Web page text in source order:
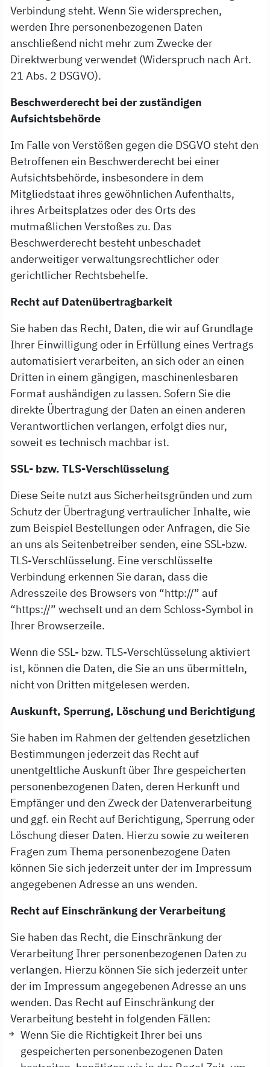
Verbindung steht. Wenn Sie widersprechen,
werden Ihre personenbezogenen Daten
anschließend nicht mehr zum Zwecke der
Direktwerbung verwendet (Widerspruch nach Art.
21 Abs. 2 DSGVO).
Beschwerderecht bei der zuständigen
Aufsichtsbehörde
Im Falle von Verstößen gegen die DSGVO steht den
Betroffenen ein Beschwerderecht bei einer
Aufsichtsbehörde, insbesondere in dem
Mitgliedstaat ihres gewöhnlichen Aufenthalts,
ihres Arbeitsplatzes oder des Orts des
mutmaßlichen Verstoßes zu. Das
Beschwerderecht besteht unbeschadet
anderweitiger verwaltungsrechtlicher oder
gerichtlicher Rechtsbehelfe.
Recht auf Datenübertragbarkeit
Sie haben das Recht, Daten, die wir auf Grundlage
Ihrer Einwilligung oder in Erfüllung eines Vertrags
automatisiert verarbeiten, an sich oder an einen
Dritten in einem gängigen, maschinenlesbaren
Format aushändigen zu lassen. Sofern Sie die
direkte Übertragung der Daten an einen anderen
Verantwortlichen verlangen, erfolgt dies nur,
soweit es technisch machbar ist.
SSL- bzw. TLS-Verschlüsselung
Diese Seite nutzt aus Sicherheitsgründen und zum
Schutz der Übertragung vertraulicher Inhalte, wie
zum Beispiel Bestellungen oder Anfragen, die Sie
an uns als Seitenbetreiber senden, eine SSL-bzw.
TLS-Verschlüsselung. Eine verschlüsselte
Verbindung erkennen Sie daran, dass die
Adresszeile des Browsers von “http://” auf
“https://” wechselt und an dem Schloss-Symbol in
Ihrer Browserzeile.
Wenn die SSL- bzw. TLS-Verschlüsselung aktiviert
ist, können die Daten, die Sie an uns übermitteln,
nicht von Dritten mitgelesen werden.
Auskunft, Sperrung, Löschung und Berichtigung
Sie haben im Rahmen der geltenden gesetzlichen
Bestimmungen jederzeit das Recht auf
unentgeltliche Auskunft über Ihre gespeicherten
personenbezogenen Daten, deren Herkunft und
Empfänger und den Zweck der Datenverarbeitung
und ggf. ein Recht auf Berichtigung, Sperrung oder
Löschung dieser Daten. Hierzu sowie zu weiteren
Fragen zum Thema personenbezogene Daten
können Sie sich jederzeit unter der im Impressum
angegebenen Adresse an uns wenden.
Recht auf Einschränkung der Verarbeitung
Sie haben das Recht, die Einschränkung der
Verarbeitung Ihrer personenbezogenen Daten zu
verlangen. Hierzu können Sie sich jederzeit unter
der im Impressum angegebenen Adresse an uns
wenden. Das Recht auf Einschränkung der
Verarbeitung besteht in folgenden Fällen:
Wenn Sie die Richtigkeit Ihrer bei uns
gespeicherten personenbezogenen Daten